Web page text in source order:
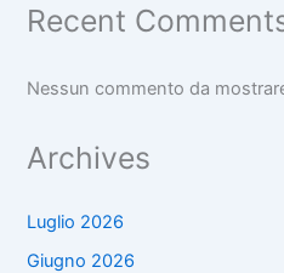
Recent
Nessun commento da
Archives
Luglio 2026
Giugno 2026